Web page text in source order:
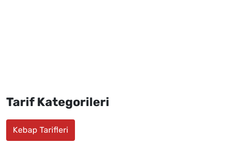
Tarif Kategorileri
Kebap Tarifleri